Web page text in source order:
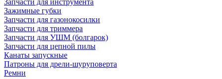
Запчасти для инструмента
Зажимные губки
Запчасти для газонокосилки
Запчасти для триммера
Запчасти для УШМ (болгарок)
Запчасти для цепной пилы
Канаты запускные
Патроны для дрели-шуруповерта
Ремни